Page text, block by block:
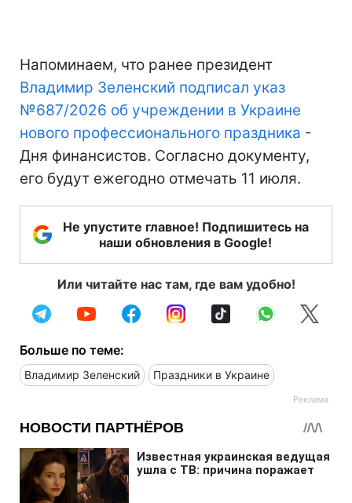
Напоминаем, что ранее президент
Владимир Зеленский подписал указ
№687/2026 об учреждении в Украине
нового профессионального праздника -
Дня финансистов. Согласно документу,
его будут ежегодно отмечать 11 июля.
Не упустите главное! Подпишитесь на
наши обновления в Google!
Или читайте нас там, где вам удобно!
Больше по теме:
Владимир Зеленский Праздники в Украине